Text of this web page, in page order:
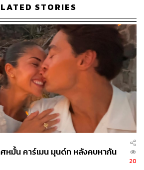
STORIES
หมั้น คาร์เมน มุนด์ท หลังคบหากัน
20